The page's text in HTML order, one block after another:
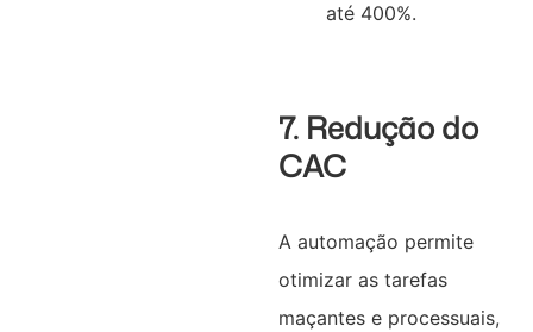
até 400%.
7. Redução do
CAC
A automação permite
otimizar as tarefas
maçantes e processuais,